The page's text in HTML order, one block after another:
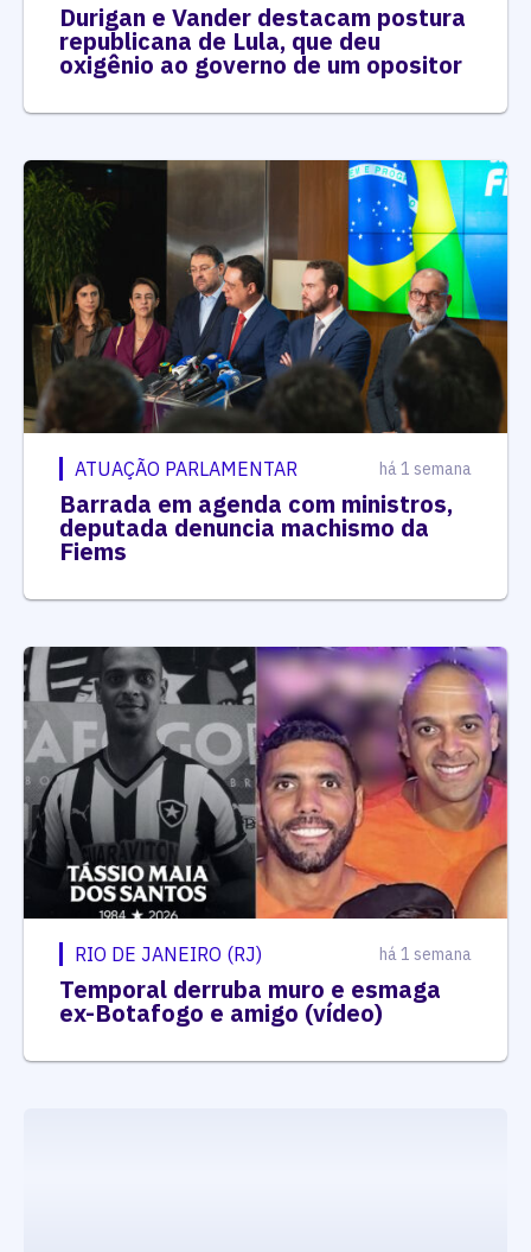
Durigan e Vander destacam postura
republicana de Lula, que deu
oxigênio ao governo de um opositor
ATUAÇÃO PARLAMENTAR há 1 semana
Barrada em agenda com ministros,
deputada denuncia machismo da
Fiems
RIO DE JANEIRO (RJ) há 1 semana
Temporal derruba muro e esmaga
ex-Botafogo e amigo (vídeo)